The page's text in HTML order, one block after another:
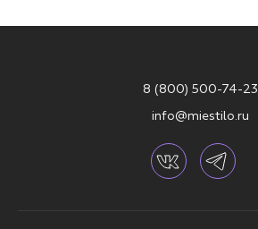
8 (800) 500-74-23
info@miestilo.ru